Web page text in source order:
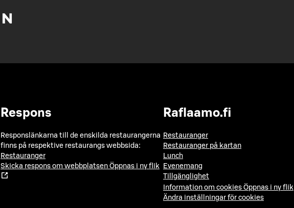
Respons
Responslänkarna till de enskilda restaurangerna
finns på respektive restaurangs webbsida:
Restauranger
Skicka respons om webbplatsen Öppnas i ny flik
Raflaamo.fi
Restauranger
Restauranger på kartan
Lunch
Evenemang
Tillgänglighet
Information om cookies Öppnas i ny flik
Ändra inställningar för cookies